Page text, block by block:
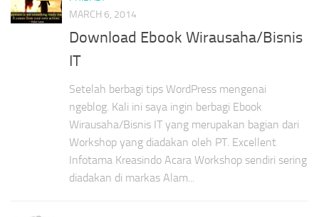
MARCH 6, 2014
Download Ebook Wirausaha/Bisnis
IT
Setelah berbagi tips WordPress mengenai
ngeblog. Kali ini saya ingin berbagi Ebook
Wirausaha/Bisnis IT yang merupakan bagian dari
Workshop yang diadakan oleh PT. Excellent
Infotama Kreasindo Acara Workshop sendiri sering
diadakan di markas Alam...